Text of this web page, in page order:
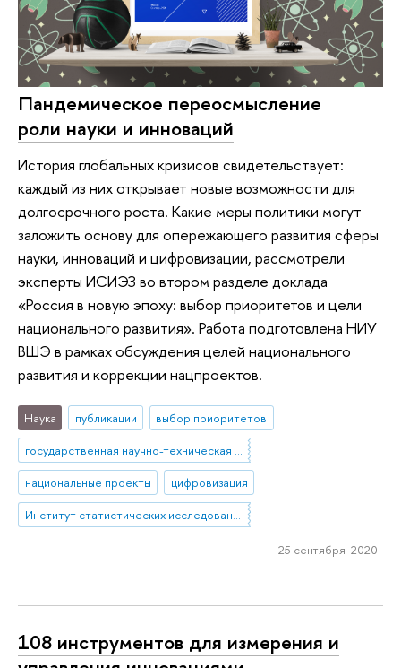
Пандемическое переосмысление
роли науки и инноваций
История глобальных кризисов свидетельствует:
каждый из них открывает новые возможности для
долгосрочного роста. Какие меры политики могут
заложить основу для опережающего развития сферы
науки, инноваций и цифровизации, рассмотрели
эксперты ИСИЭЗ во втором разделе доклада
«Россия в новую эпоху: выбор приоритетов и цели
национального развития». Работа подготовлена НИУ
ВШЭ в рамках обсуждения целей национального
развития и коррекции нацпроектов.
Наука публикации
выбор приоритетов
государственная научно-техническая политика
национальные проекты
цифровизация
Институт статистических исследований и экономики знаний
25 сентября 2020
108 инструментов для измерения и